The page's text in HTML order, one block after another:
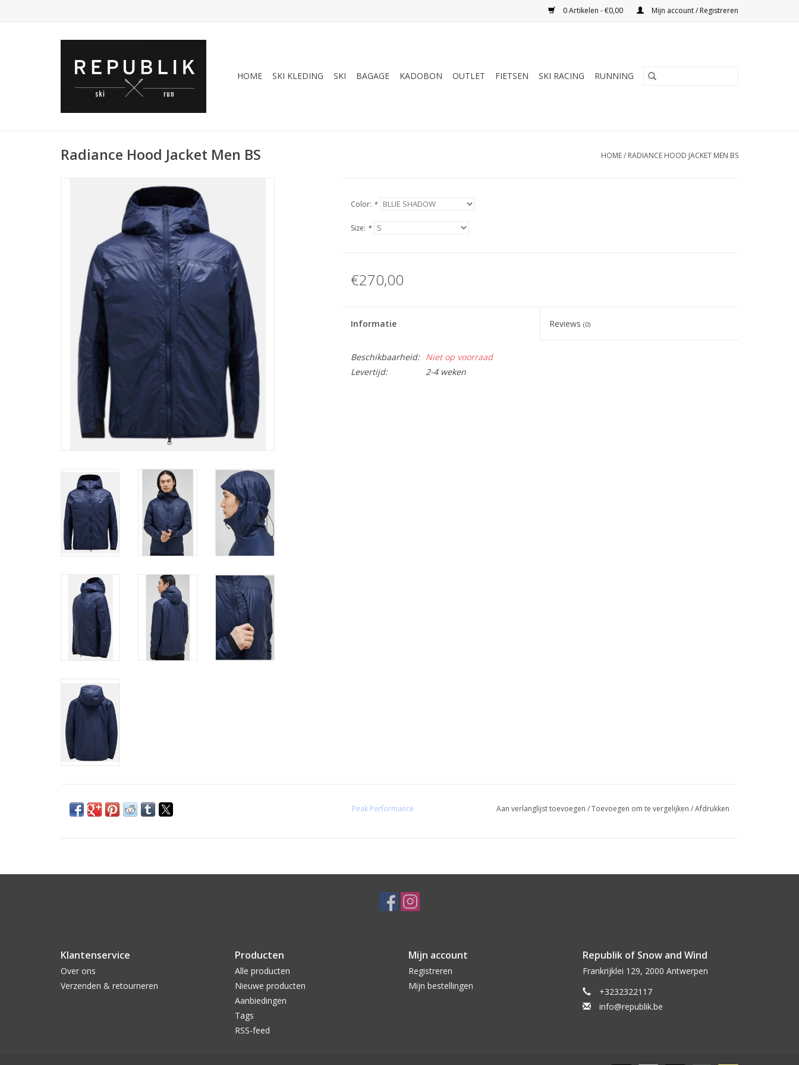
0 Artikelen - €0,00 Mijn account / Registreren
HOME SKI KLEDING SKI BAGAGE KADOBON OUTLET FIETSEN SKI RACING RUNNING
Radiance Hood Jacket Men BS HOME/ RADIANCE HOOD JACKET MEN BS
Color: *
Size: *
€270,00
Informatie Reviews(0)
Beschikbaarheid:
Niet op voorraad
Levertijd:
2-4 weken
Peak Performance Aan verlanglijst toevoegen /Toevoegen om te vergelijken /Afdrukken
Klantenservice
Over ons
Verzenden & retourneren
Producten
Alle producten
Nieuwe producten
Aanbiedingen
Tags
RSS-feed
Mijn account
Registreren
Mijn bestellingen
Republik of Snow and Wind
Frankrijklei 129, 2000 Antwerpen
+3232322117
info@republik.be